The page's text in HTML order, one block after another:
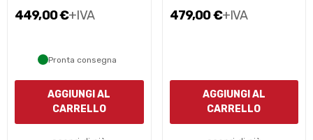
449,00 €+IVA
Pronta consegna
AGGIUNGI AL
CARRELLO
479,00 €+IVA
AGGIUNGI AL
CARRELLO